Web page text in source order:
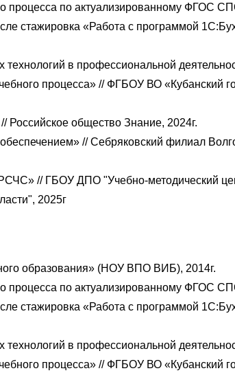
процесса по актуализированному ФГОС
стажировка «Работа с программой
в профессиональной
процесса» // ФГБОУ ВО «Кубанский
Российское общество Знание, 2024г.
// Себряковский филиал
// ГБОУ ДПО "Учебно-методический
2025г
образования» (НОУ ВПО ВИБ), 2014г.
процесса по актуализированному ФГОС
стажировка «Работа с программой
в профессиональной
процесса» // ФГБОУ ВО «Кубанский